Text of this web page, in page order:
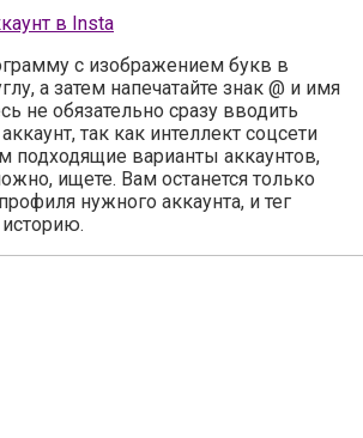
с изображением букв в
а затем напечатайте знак @ и имя
не обязательно сразу вводить
так как интеллект соцсети
подходящие варианты аккаунтов,
ищете. Вам останется только
нужного аккаунта, и тег